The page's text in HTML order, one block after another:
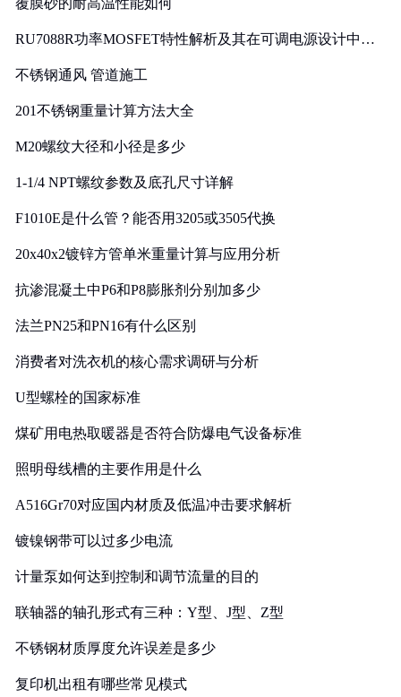
覆膜砂的耐高温性能如何
RU7088R功率MOSFET特性解析及其在可调电源设计中的
不锈钢通风 管道施工
201不锈钢重量计算方法大全
M20螺纹大径和小径是多少
1-1/4 NPT螺纹参数及底孔尺寸详解
F1010E是什么管？能否用3205或3505代换
20x40x2镀锌方管单米重量计算与应用分析
抗渗混凝土中P6和P8膨胀剂分别加多少
法兰PN25和PN16有什么区别
消费者对洗衣机的核心需求调研与分析
U型螺栓的国家标准
煤矿用电热取暖器是否符合防爆电气设备标准
照明母线槽的主要作用是什么
A516Gr70对应国内材质及低温冲击要求解析
镀镍钢带可以过多少电流
计量泵如何达到控制和调节流量的目的
联轴器的轴孔形式有三种：Y型、J型、Z型
不锈钢材质厚度允许误差是多少
复印机出租有哪些常见模式